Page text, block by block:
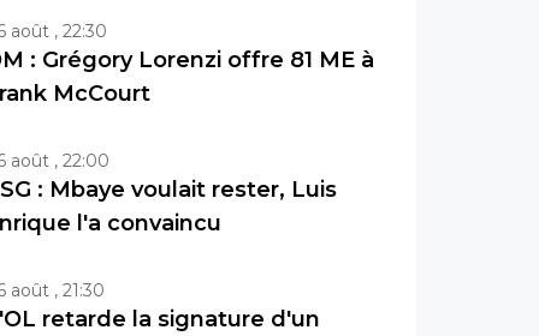
août , 22:30
: Grégory Lorenzi offre 81 ME à
McCourt
août , 22:00
: Mbaye voulait rester, Luis
l'a convaincu
août , 21:30
retarde la signature d'un